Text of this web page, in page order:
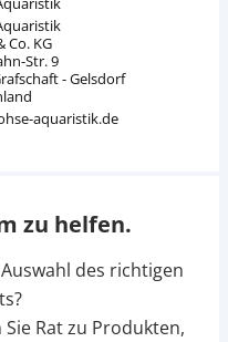
Co. KG
Str. 9
- Gelsdorf
aquaristik.de
zu helfen.
des richtigen
Rat zu Produkten,